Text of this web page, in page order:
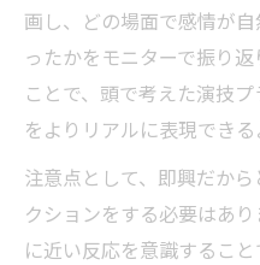
画し、どの場面で感情が
ったかをモニターで振り
ことで、頭で考えた演技
をよりリアルに表現できる
注意点として、即興だか
クションをする必要はあ
に近い反応を意識するこ